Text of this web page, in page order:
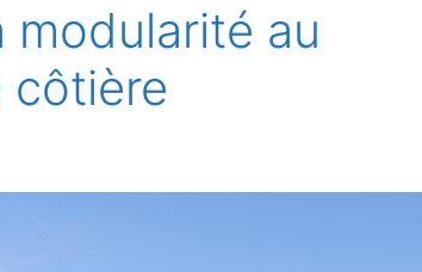
modularité au
côtière